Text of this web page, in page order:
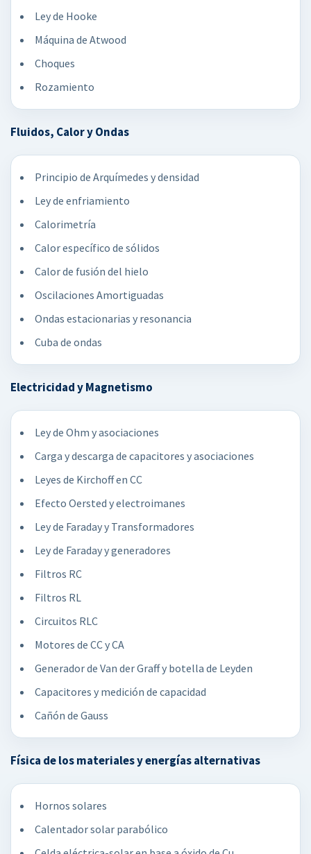
Ley de Hooke
Máquina de Atwood
Choques
Rozamiento
Fluidos, Calor y Ondas
Principio de Arquímedes y densidad
Ley de enfriamiento
Calorimetría
Calor específico de sólidos
Calor de fusión del hielo
Oscilaciones Amortiguadas
Ondas estacionarias y resonancia
Cuba de ondas
Electricidad y Magnetismo
Ley de Ohm y asociaciones
Carga y descarga de capacitores y asociaciones
Leyes de Kirchoff en CC
Efecto Oersted y electroimanes
Ley de Faraday y Transformadores
Ley de Faraday y generadores
Filtros RC
Filtros RL
Circuitos RLC
Motores de CC y CA
Generador de Van der Graff y botella de Leyden
Capacitores y medición de capacidad
Cañón de Gauss
Física de los materiales y energías alternativas
Hornos solares
Calentador solar parabólico